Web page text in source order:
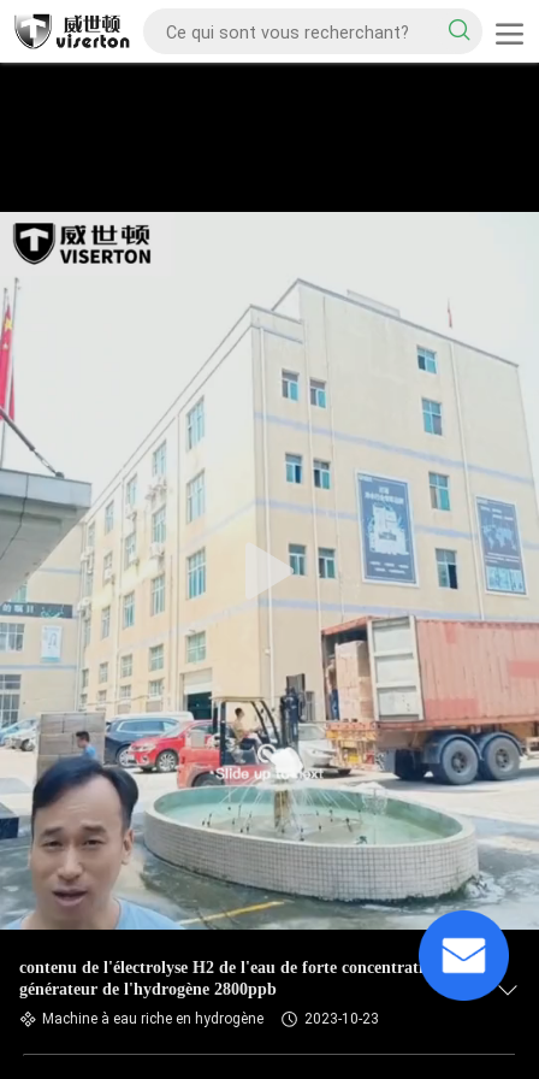
contenu de l'électrolyse H2 de l'eau de forte concentration en
générateur de l'hydrogène 2800ppb
Machine à eau riche en hydrogène 2023-10-23